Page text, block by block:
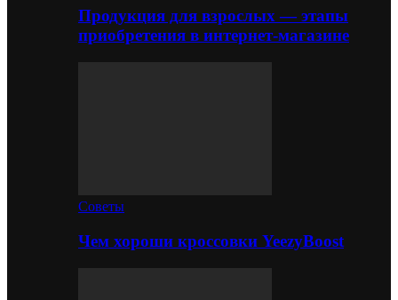
Продукция для взрослых — этапы
приобретения в интернет-магазине
Советы
Чем хороши кроссовки YeezyBoost